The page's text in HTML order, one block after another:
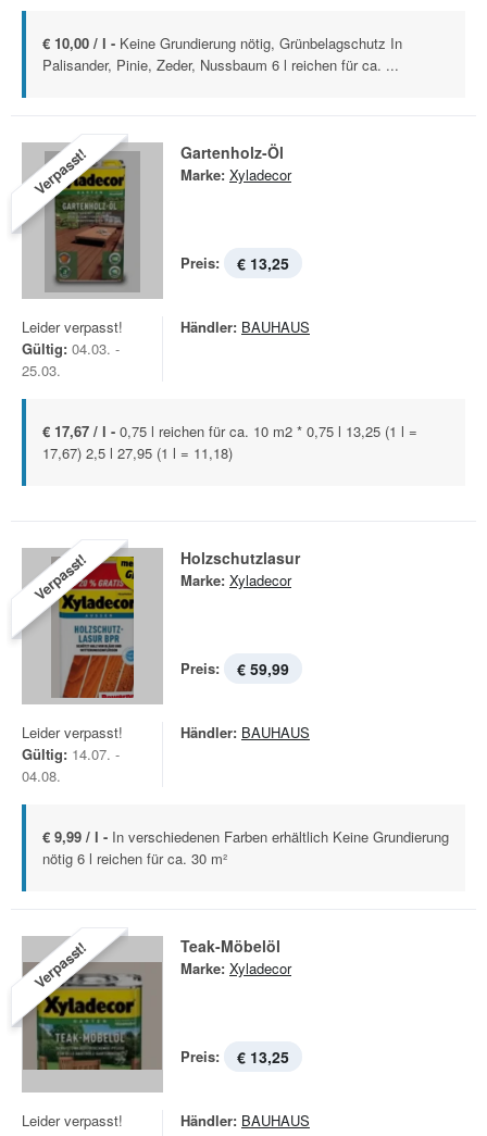
€ 10,00 / l - Keine Grundierung nötig, Grünbelagschutz In
Palisander, Pinie, Zeder, Nussbaum 6 l reichen für ca. ...
Verpasst! Gartenholz-Öl
Marke: Xyladecor
Preis: € 13,25
Leider verpasst!
Gültig: 04.03. -
25.03.
Händler: BAUHAUS
€ 17,67 / l - 0,75 l reichen für ca. 10 m2 * 0,75 l 13,25 (1 l =
17,67) 2,5 l 27,95 (1 l = 11,18)
Verpasst! Holzschutzlasur
Marke: Xyladecor
Preis: € 59,99
Leider verpasst!
Gültig: 14.07. -
04.08.
Händler: BAUHAUS
€ 9,99 / l - In verschiedenen Farben erhältlich Keine Grundierung
nötig 6 l reichen für ca. 30 m²
Verpasst! Teak-Möbelöl
Marke: Xyladecor
Preis: € 13,25
Leider verpasst!
Händler: BAUHAUS